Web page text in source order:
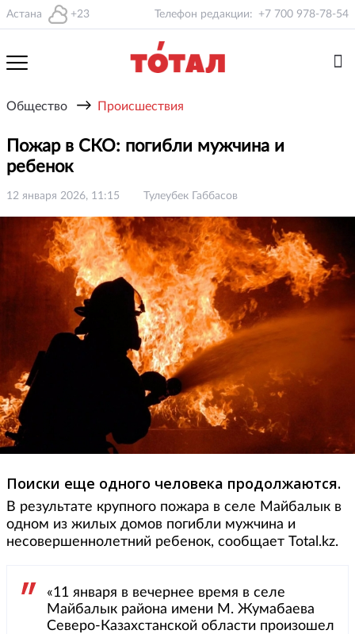
Астана +23 Телефон редакции: +7 700 978-78-54
Общество → Происшествия
Пожар в СКО: погибли мужчина и
ребенок
12 января 2026, 11:15 Тулеубек Габбасов
Поиски еще одного человека продолжаются.
В результате крупного пожара в селе Майбалык в
одном из жилых домов погибли мужчина и
несовершеннолетний ребенок, сообщает Total.kz.
«11 января в вечернее время в селе
Майбалык района имени М. Жумабаева
Северо-Казахстанской области произошел